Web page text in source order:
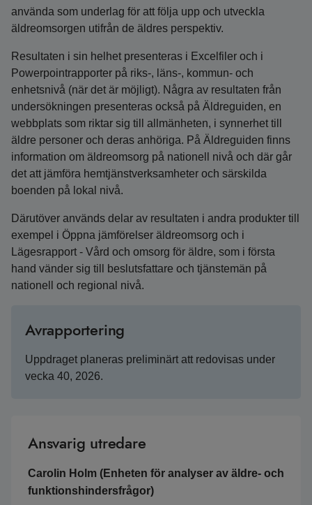
använda som underlag för att följa upp och utveckla
äldreomsorgen utifrån de äldres perspektiv.
Resultaten i sin helhet presenteras i Excelfiler och i
Powerpointrapporter på riks-, läns-, kommun- och
enhetsnivå (när det är möjligt). Några av resultaten från
undersökningen presenteras också på Äldreguiden, en
webbplats som riktar sig till allmänheten, i synnerhet till
äldre personer och deras anhöriga. På Äldreguiden finns
information om äldreomsorg på nationell nivå och där går
det att jämföra hemtjänstverksamheter och särskilda
boenden på lokal nivå.
Därutöver används delar av resultaten i andra produkter till
exempel i Öppna jämförelser äldreomsorg och i
Lägesrapport - Vård och omsorg för äldre, som i första
hand vänder sig till beslutsfattare och tjänstemän på
nationell och regional nivå.
Avrapportering
Uppdraget planeras preliminärt att redovisas under
vecka 40, 2026.
Ansvarig utredare
Carolin Holm (Enheten för analyser av äldre- och
funktionshindersfrågor)